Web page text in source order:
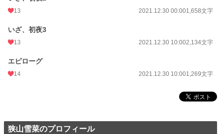
13 2021.12.30 00:001,658文字
いざ、初夜3
13 2021.12.30 10:002,134文字
エピローグ
14 2021.12.30 10:001,269文字
狭山雪菜のプロフィール